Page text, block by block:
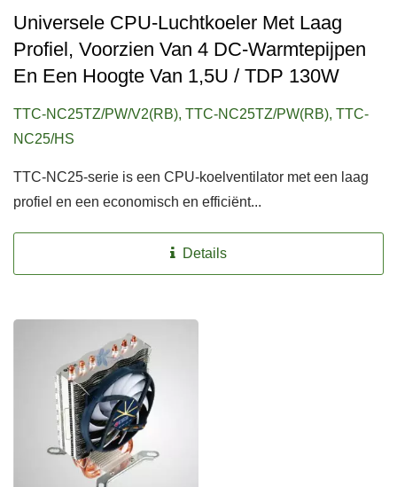
Universele CPU-Luchtkoeler Met Laag
Profiel, Voorzien Van 4 DC-Warmtepijpen
En Een Hoogte Van 1,5U / TDP 130W
TTC-NC25TZ/PW/V2(RB), TTC-NC25TZ/PW(RB), TTC-
NC25/HS
TTC-NC25-serie is een CPU-koelventilator met een laag
profiel en een economisch en efficiënt...
Details